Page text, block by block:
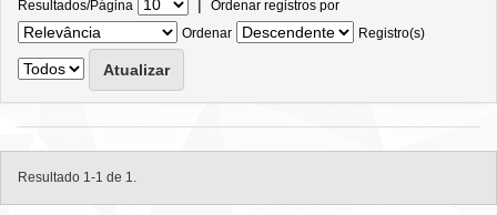
Resultados/Página | Ordenar registros por
Ordenar
Registro(s)
Resultado 1-1 de 1.